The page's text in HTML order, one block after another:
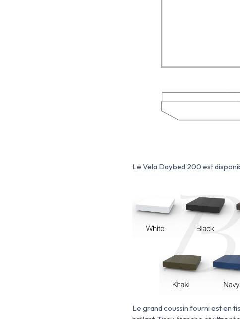
Le Vela Daybed 200 est
Le grand coussin fourni esten